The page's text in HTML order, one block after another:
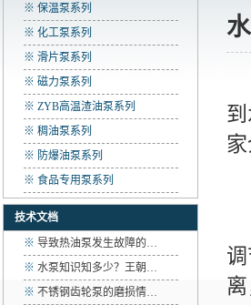
※ 保温泵系列
※ 化工泵系列
※ 滑片泵系列
※ 磁力泵系列
※ ZYB高温渣油泵系列
※ 稠油泵系列
※ 防爆油泵系列
※ 食品专用泵系列
技术文档
※ 导致热油泵发生故障的…
※ 水泵知识知多少？王朝…
※ 不锈钢齿轮泵的磨损情…
离